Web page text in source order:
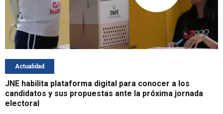
Actualidad
JNE habilita plataforma digital para conocer a los
candidatos y sus propuestas ante la próxima jornada
electoral